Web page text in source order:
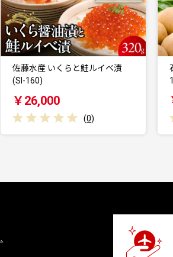
石狩産 じゃがいも（とうや）
10kg【9月発送】…
￥12,000